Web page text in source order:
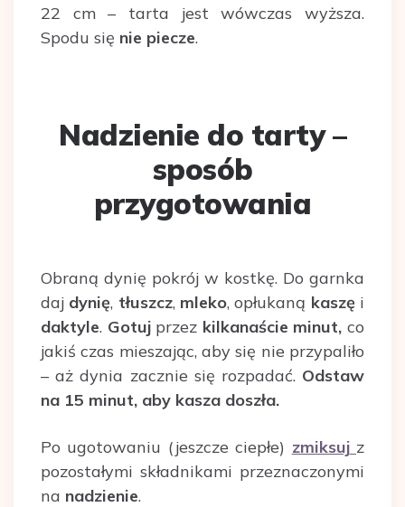
22 cm – tarta jest wówczas wyższa.
Spodu się nie piecze.
Nadzienie do tarty –
sposób
przygotowania
Obraną dynię pokrój w kostkę. Do garnka
daj dynię, tłuszcz, mleko, opłukaną kaszęi
daktyle. Gotujprzez kilkanaście minut, co
jakiś czas mieszając, aby się nie przypaliło
– aż dynia zacznie się rozpadać. Odstaw
na 15 minut, aby kasza doszła.
Po ugotowaniu (jeszcze ciepłe) zmiksuj z
pozostałymi składnikami przeznaczonymi
na nadzienie.